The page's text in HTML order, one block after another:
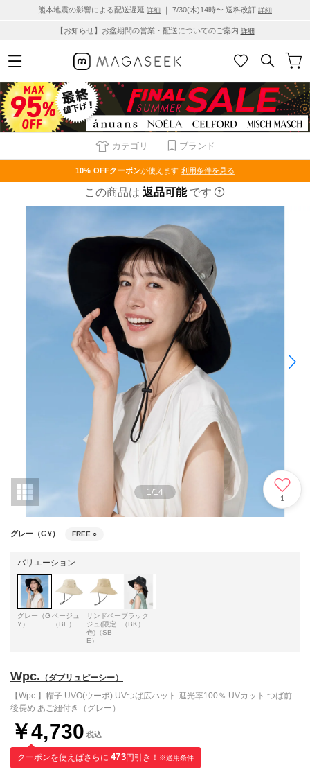
熊本地震の影響による配送遅延 詳細 ｜ 7/30(木)14時〜 送料改訂 詳細
【お知らせ】お盆期間の営業・配送についてのご案内 詳細
カテゴリ ブランド
10% OFFクーポンが使えます 利用条件を見る
この商品は 返品可能 です
1 /14
1
グレー（GY） FREE ○
バリエーション
グレー（G
Y）
ベージュ
（BE）
サンドベー
ジュ(限定
色)（SB
E）
ブラック
（BK）
Wpc. （ダブリュピーシー）
【Wpc.】帽子 UVO(ウーボ) UVつば広ハット 遮光率100％ UVカット つば前
後長め あご紐付き（グレー）
￥4,730 税込
クーポンを使えばさらに 473円引き！ ※適用条件